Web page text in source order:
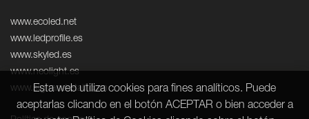
www.ecoled.net
www.ledprofile.es
www.skyled.es
www.neolight.es
www.signandretail.com
Esta web utiliza cookies para fines analíticos. Puede
aceptarlas clicando en el botón ACEPTAR o bien acceder a